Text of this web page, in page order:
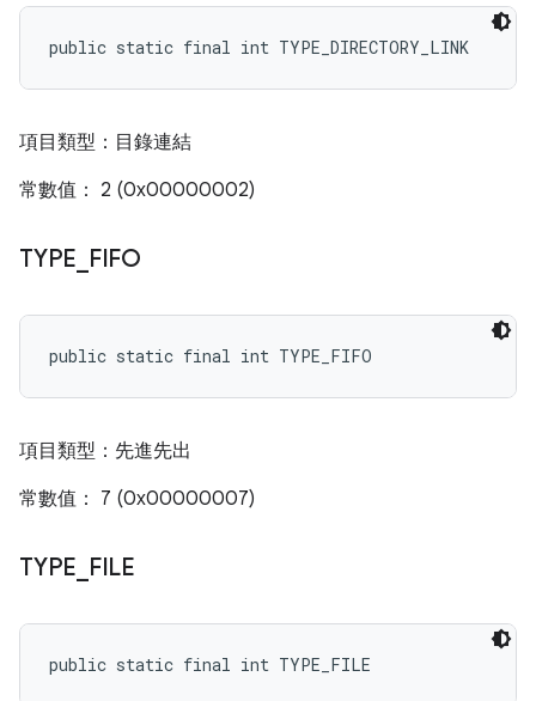
public static final int TYPE_DIRECTORY_LINK
項目類型：目錄連結
常數值： 2 (0x00000002)
TYPE FIFO
public static final int TYPE_FIFO
項目類型：先進先出
常數值： 7 (0x00000007)
TYPE FILE
public static final int TYPE_FILE